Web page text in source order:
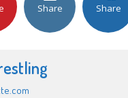
Share Share